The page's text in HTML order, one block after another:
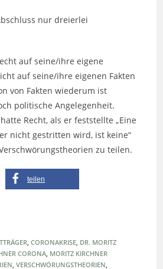
nur dreierlei
auf seine/ihre eigene
auf seine/ihre eigenen Fakten
von Fakten wiederum ist
politische Angelegenheit.
Recht, als er feststellte „Eine
nicht gestritten wird, ist keine“
zu teilen.
teilen
CORONAKRISE DR. MORITZ
CORONA MORITZ KIRCHNER
VERSCHWÖRUNGSTHEORIEN